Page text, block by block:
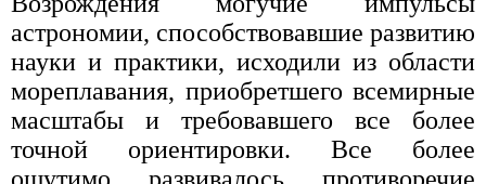
астрономии, способствовавшие развитию
науки и практики, исходили из области
мореплавания, приобретшего всемирные
масштабы и требовавшего все более
точной ориентировки. Все более